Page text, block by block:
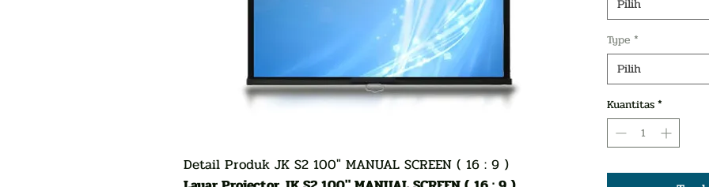
Detail Produk JK S2 100″ MANUAL SCREEN ( 16 : 9 )
Pilih
Type *
Pilih
Kuantitas*